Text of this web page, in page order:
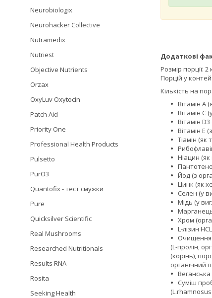
Додаткові
Розмір порції: 2
Порцій у
Кількість на
Вітамін А
Вітамін С
Вітамін
Вітамін Е
Тіамін (як
Ніацин (як
Йод (з
Цинк (як
Селен (у
Мідь (у
Марганець
Хром
L-лізин
Очищення
(L-пролін,
(корінь),
органічний
Веганська
Суміш
Neurobiologix
Neurohacker Collective
Nutramedix
Nutriest
Objective Nutrients
Orzax
OxyLuv Oxytocin
Patch Aid
Priority One
Professional Health Products
Pulsetto
PurO3
Quantofix - тест смужки
Pure
Quicksilver Scientific
Real Mushrooms
Researched Nutritionals
Results RNA
Rosita
Seeking Health